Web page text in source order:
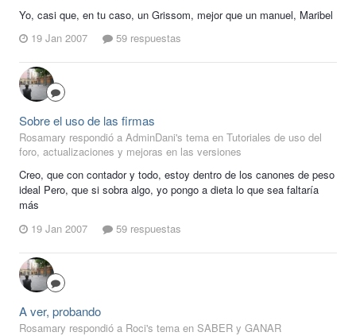
Yo, casi que, en tu caso, un Grissom, mejor que un manuel, Maribel
19 Jan 2007
59 respuestas
Sobre el uso de las firmas
Rosamary respondió a AdminDani's tema en Tutoriales de uso del
foro, actualizaciones y mejoras en las versiones
Creo, que con contador y todo, estoy dentro de los canones de peso
ideal Pero, que si sobra algo, yo pongo a dieta lo que sea faltaría
más
19 Jan 2007
59 respuestas
A ver, probando
Rosamary respondió a Roci's tema en SABER y GANAR